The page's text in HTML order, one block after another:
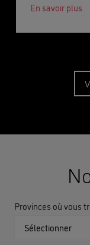
En savoir plus
Provinces où vous